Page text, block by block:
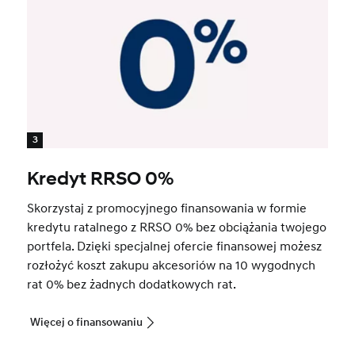
3
Kredyt RRSO 0%
Skorzystaj z promocyjnego finansowania w formie
kredytu ratalnego z RRSO 0% bez obciążania twojego
portfela. Dzięki specjalnej ofercie finansowej możesz
rozłożyć koszt zakupu akcesoriów na 10 wygodnych
rat 0% bez żadnych dodatkowych rat.
Więcej o finansowaniu